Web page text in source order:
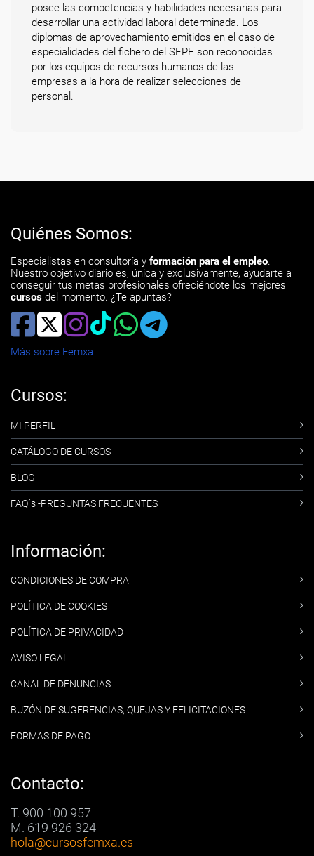
posee las competencias y habilidades necesarias para
desarrollar una actividad laboral determinada. Los
diplomas de aprovechamiento emitidos en el caso de
especialidades del fichero del SEPE son reconocidas
por los equipos de recursos humanos de las
empresas a la hora de realizar selecciones de
personal.
Quiénes Somos:
Especialistas en consultoría y formación para el empleo.
Nuestro objetivo diario es, única y exclusivamente, ayudarte a
conseguir tus metas profesionales ofreciéndote los mejores
cursos del momento. ¿Te apuntas?
Más sobre Femxa
Cursos:
MI PERFIL
CATÁLOGO DE CURSOS
BLOG
FAQ´s -PREGUNTAS FRECUENTES
Información:
CONDICIONES DE COMPRA
POLÍTICA DE COOKIES
POLÍTICA DE PRIVACIDAD
AVISO LEGAL
CANAL DE DENUNCIAS
BUZÓN DE SUGERENCIAS, QUEJAS Y FELICITACIONES
FORMAS DE PAGO
Contacto:
T. 900 100 957
M. 619 926 324
hola@cursosfemxa.es